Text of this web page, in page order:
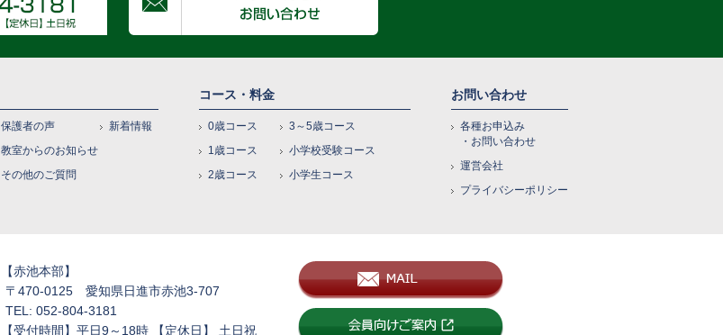
保護者の声
教室からのお知らせ
その他のご質問
新着情報
コース・料金
0歳コース
1歳コース
2歳コース
3～5歳コース
小学校受験コース
小学生コース
お問い合わせ
各種お申込み
・お問い合わせ
運営会社
プライバシーポリシー
【赤池本部】
〒470-0125 愛知県日進市赤池3-707
TEL: 052-804-3181
【受付時間】平日9～18時 【定休日】 土日祝